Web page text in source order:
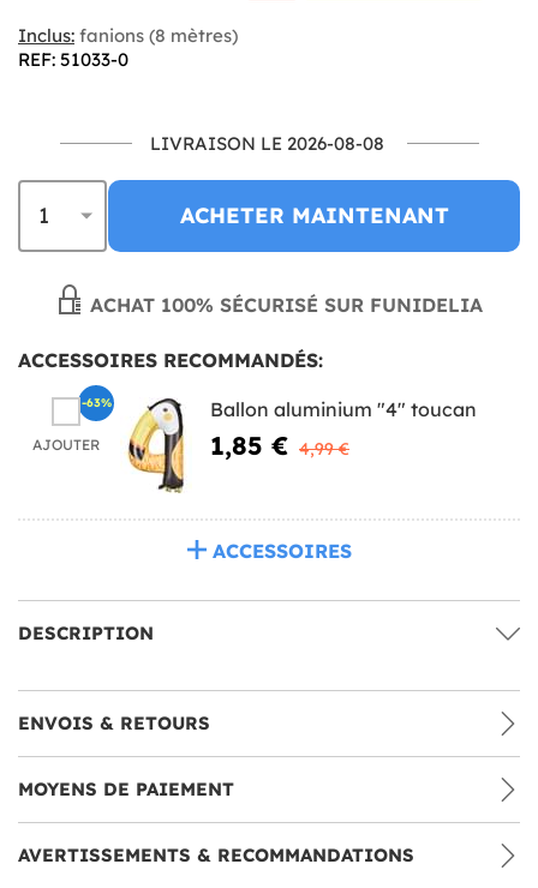
Inclus: fanions (8 mètres)
REF: 51033-0
LIVRAISON LE 2026-08-08
ACHETER MAINTENANT
ACHAT 100% SÉCURISÉ SUR FUNIDELIA
ACCESSOIRES RECOMMANDÉS:
AJOUTER
Ballon aluminium "4" toucan
1,85 € 4,99 €
-63%
ACCESSOIRES
DESCRIPTION
ENVOIS & RETOURS
MOYENS DE PAIEMENT
AVERTISSEMENTS & RECOMMANDATIONS